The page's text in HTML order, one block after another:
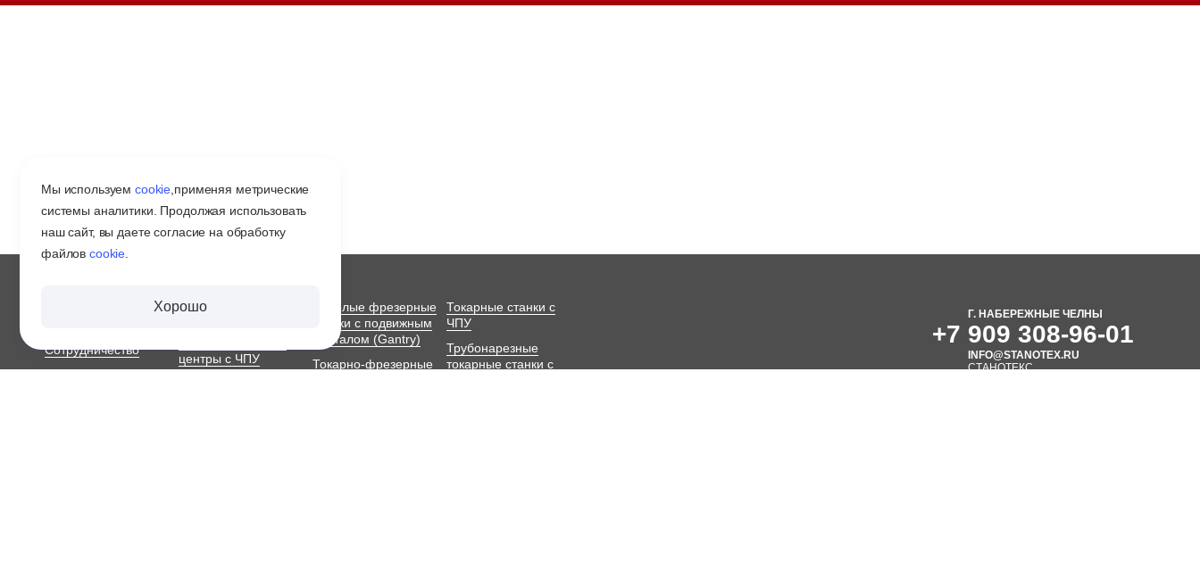
Мы используемcookie применяя метрические
системы аналитики. Продолжая использовать
наш сайт, вы даете согласие на обработку
файловcookie
Хорошо
Сотрудничество
ПО МЕТАЛЛУ
центры с ЧПУ
Тяжелые фрезерные
станки с подвижным
порталом (Gantry)
Токарно-фрезерные
Токарные станки с
ЧПУ
Трубонарезные
токарные станки с
Г. НАБЕРЕЖНЫЕ ЧЕЛНЫ
+7 909 308-96-01
INFO@STANOTEX.RU
СТАНОТЕКС